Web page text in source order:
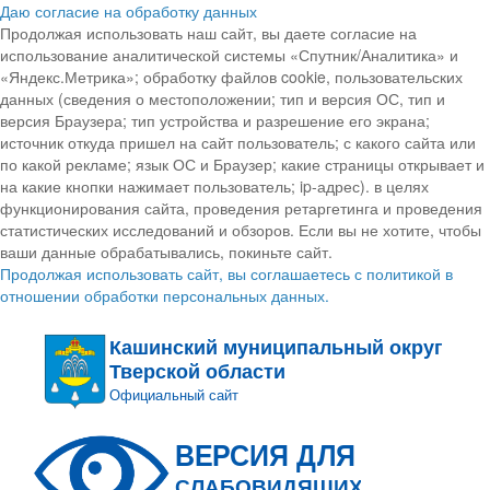
Даю согласие на обработку данных
Продолжая использовать наш сайт, вы даете согласие на
использование аналитической системы «Спутник/Аналитика» и
«Яндекс.Метрика»; обработку файлов cookie, пользовательских
данных (сведения о местоположении; тип и версия ОС, тип и
версия Браузера; тип устройства и разрешение его экрана;
источник откуда пришел на сайт пользователь; с какого сайта или
по какой рекламе; язык ОС и Браузер; какие страницы открывает и
на какие кнопки нажимает пользователь; ip-адрес). в целях
функционирования сайта, проведения ретаргетинга и проведения
статистических исследований и обзоров. Если вы не хотите, чтобы
ваши данные обрабатывались, покиньте сайт.
Продолжая использовать сайт, вы соглашаетесь с политикой в
отношении обработки персональных данных.